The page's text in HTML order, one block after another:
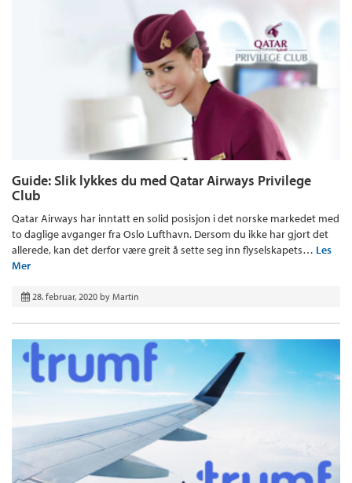
Guide: Slik lykkes du med Qatar Airways Privilege
Club
Qatar Airways har inntatt en solid posisjon i det norske markedet med
to daglige avganger fra Oslo Lufthavn. Dersom du ikke har gjort det
allerede, kan det derfor være greit å sette seg inn flyselskapets… Les
Mer
28. februar, 2020 by Martin